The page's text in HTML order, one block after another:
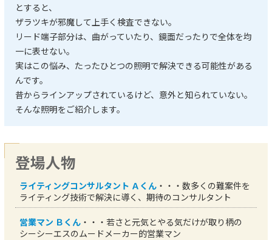
とすると、
ザラツキが邪魔して上手く検査できない。
リード端子部分は、曲がっていたり、鏡面だったりで全体を均
一に表せない。
実はこの悩み、たったひとつの照明で解決できる可能性がある
んです。
昔からラインアップされているけど、意外と知られていない。
そんな照明をご紹介します。
登場人物
ライティングコンサルタント Ａくん ・・・数多くの難案件を
ライティング技術で解決に導く、期待のコンサルタント
営業マン Ｂくん ・・・若さと元気とやる気だけが取り柄の
シーシーエスのムードメーカー的営業マン